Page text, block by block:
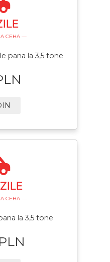
CEHA —
pana la 3,5 tone
ZILE
CEHA —
la 3,5 tone